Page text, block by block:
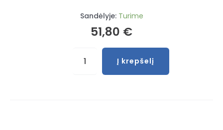
Sandėlyje: Turime
51,80 €
Į krepšelį